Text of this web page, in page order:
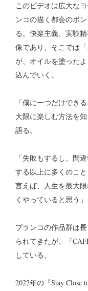
このビデオは広大な
ンコの描く都会のボ
る。快楽主義、実験
像であり、そこでは
が、オイルを塗った
込んでいく。
「僕に一つだけでき
大限に楽しむ方法を
語る。
「失敗もするし、間
する以上に多くのこ
言えば、人生を最大
くやっていると思う」
ブランコの作品群は
られてきたが、『
している。
2022年の『Stay Close